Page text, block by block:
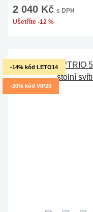
2 040 Kč s DPH
Ušetříte -12 %
-14% kód LETO14
-20% kód VIP20